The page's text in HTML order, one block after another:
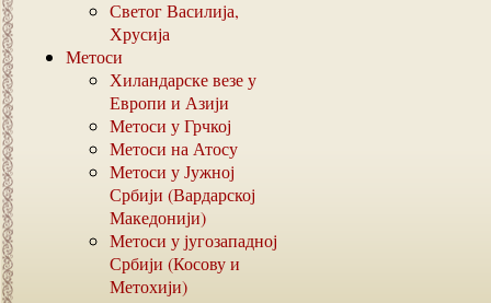
Светог Василија,
Хрусија
Метоси
Хиландарске везе у
Европи и Азији
Метоси у Грчкој
Метоси на Атосу
Метоси у Јужној
Србији (Вардарској
Македонији)
Метоси у југозападној
Србији (Косову и
Метохији)